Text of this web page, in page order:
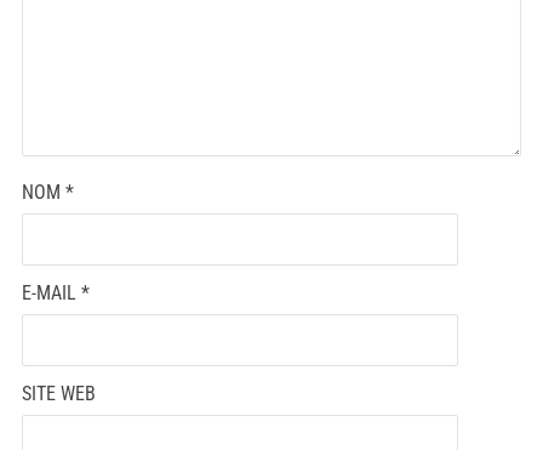
NOM *
E-MAIL *
SITE WEB